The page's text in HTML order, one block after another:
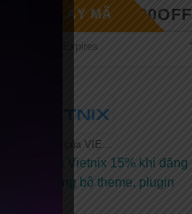
NET30OFF
LẤY MÃ
No Expires
Tất cả coupon của VIETNIX
Mã giảm giá Vietnix 15% khi đăng
ký mới + Tặng bộ theme, plugin